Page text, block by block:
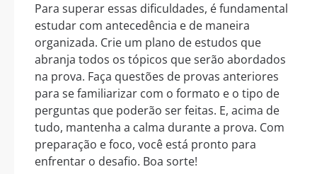
Para superar essas dificuldades, é fundamental
estudar com antecedência e de maneira
organizada. Crie um plano de estudos que
abranja todos os tópicos que serão abordados
na prova. Faça questões de provas anteriores
para se familiarizar com o formato e o tipo de
perguntas que poderão ser feitas. E, acima de
tudo, mantenha a calma durante a prova. Com
preparação e foco, você está pronto para
enfrentar o desafio. Boa sorte!